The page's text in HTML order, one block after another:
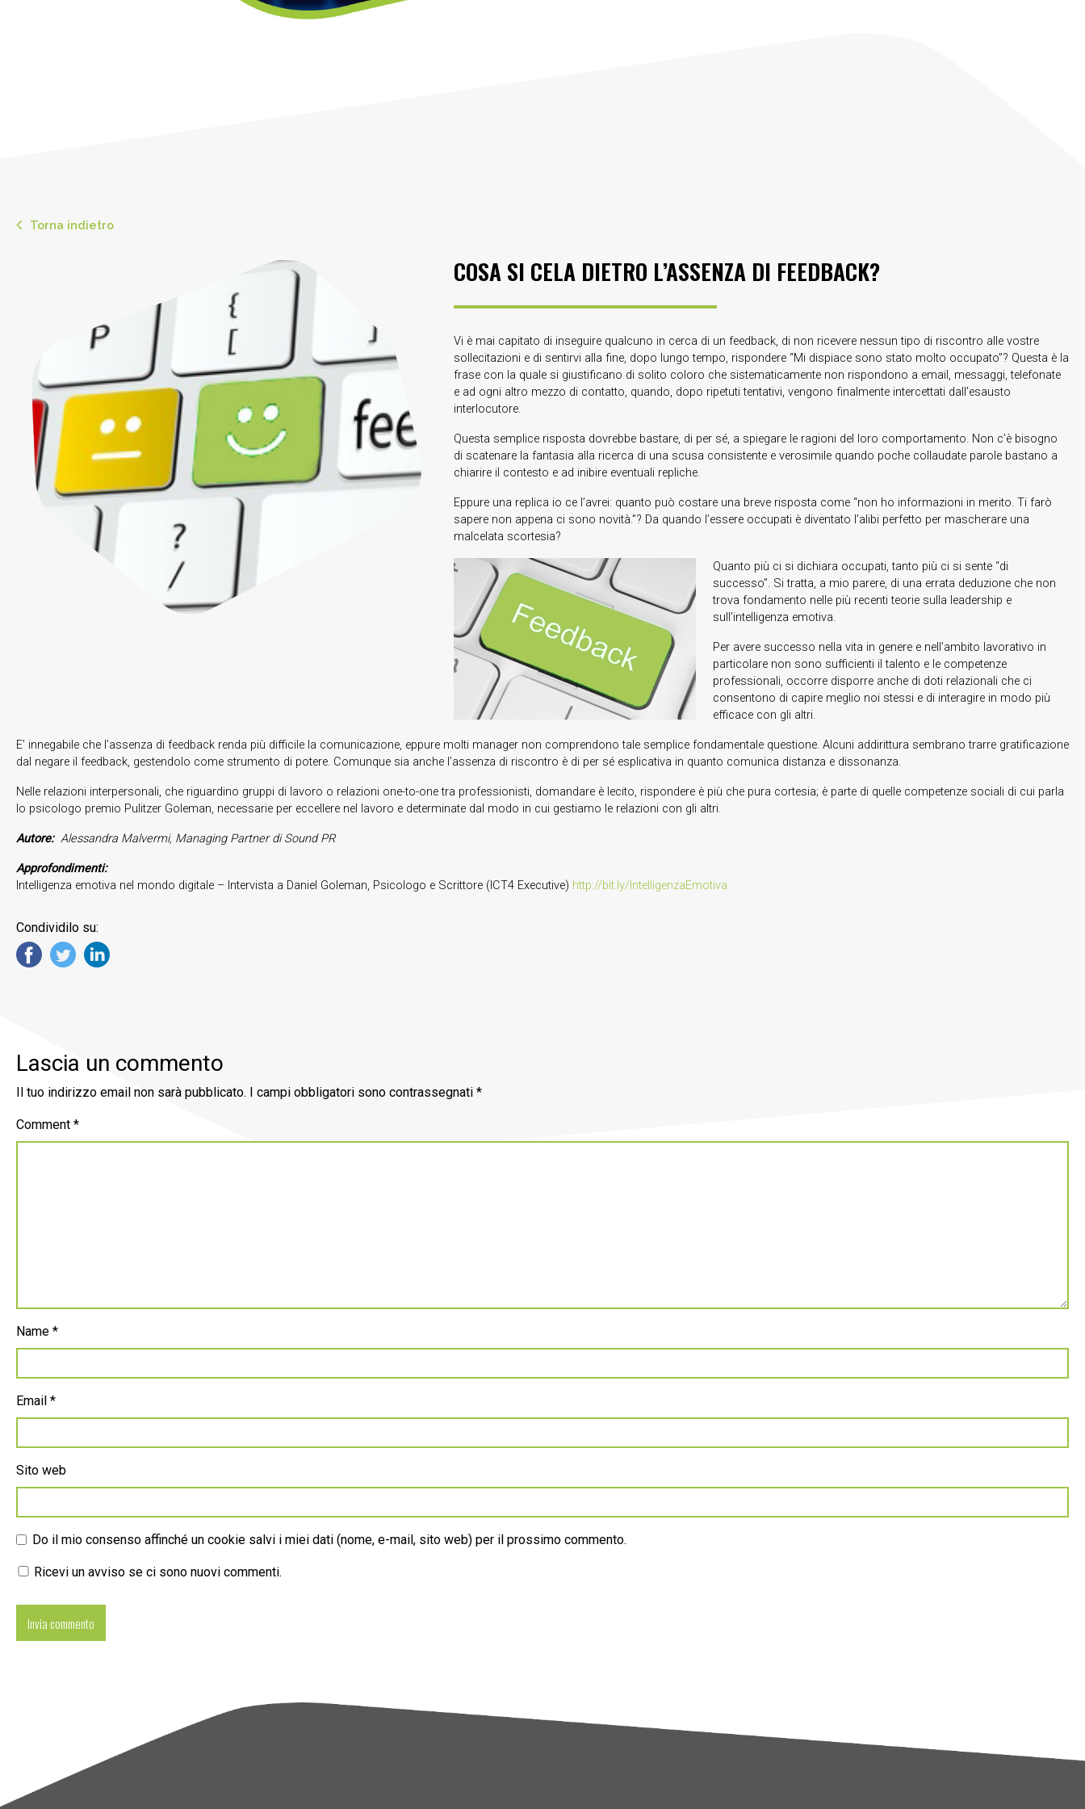
Torna indietro
COSA SI CELA DIETRO L’ASSENZA DI FEEDBACK?
Vi è mai capitato di inseguire qualcuno in cerca di un feedback, di non ricevere nessun tipo di riscontro alle vostre
sollecitazioni e di sentirvi alla fine, dopo lungo tempo, rispondere “Mi dispiace sono stato molto occupato”? Questa è la
frase con la quale si giustificano di solito coloro che sistematicamente non rispondono a email, messaggi, telefonate
e ad ogni altro mezzo di contatto, quando, dopo ripetuti tentativi, vengono finalmente intercettati dall’esausto
interlocutore.
Questa semplice risposta dovrebbe bastare, di per sé, a spiegare le ragioni del loro comportamento. Non c’è bisogno
di scatenare la fantasia alla ricerca di una scusa consistente e verosimile quando poche collaudate parole bastano a
chiarire il contesto e ad inibire eventuali repliche.
Eppure una replica io ce l’avrei: quanto può costare una breve risposta come “non ho informazioni in merito. Ti farò
sapere non appena ci sono novità.”? Da quando l’essere occupati è diventato l’alibi perfetto per mascherare una
malcelata scortesia?
Quanto più ci si dichiara occupati, tanto più ci si sente “di
successo”. Si tratta, a mio parere, di una errata deduzione che non
trova fondamento nelle più recenti teorie sulla leadership e
sull’intelligenza emotiva.
Per avere successo nella vita in genere e nell’ambito lavorativo in
particolare non sono sufficienti il talento e le competenze
professionali, occorre disporre anche di doti relazionali che ci
consentono di capire meglio noi stessi e di interagire in modo più
efficace con gli altri.
E’ innegabile che l’assenza di feedback renda più difficile la comunicazione, eppure molti manager non comprendono tale semplice fondamentale questione. Alcuni addirittura sembrano trarre gratificazione
dal negare il feedback, gestendolo come strumento di potere. Comunque sia anche l’assenza di riscontro è di per sé esplicativa in quanto comunica distanza e dissonanza.
Nelle relazioni interpersonali, che riguardino gruppi di lavoro o relazioni one-to-one tra professionisti, domandare è lecito, rispondere è più che pura cortesia; è parte di quelle competenze sociali di cui parla
lo psicologo premio Pulitzer Goleman, necessarie per eccellere nel lavoro e determinate dal modo in cui gestiamo le relazioni con gli altri.
Autore:Alessandra Malvermi, Managing Partner di Sound PR
Approfondimenti:
Intelligenza emotiva nel mondo digitale – Intervista a Daniel Goleman, Psicologo e Scrittore (ICT4 Executive) http://bit.ly/IntelligenzaEmotiva
Condividilo su:
Lascia un commento
Il tuo indirizzo email non sarà pubblicato. I campi obbligatori sono contrassegnati *
Comment *
Name *
Email *
Sito web
Do il mio consenso affinché un cookie salvi i miei dati (nome, e-mail, sito web) per il prossimo commento.
Ricevi un avviso se ci sono nuovi commenti.